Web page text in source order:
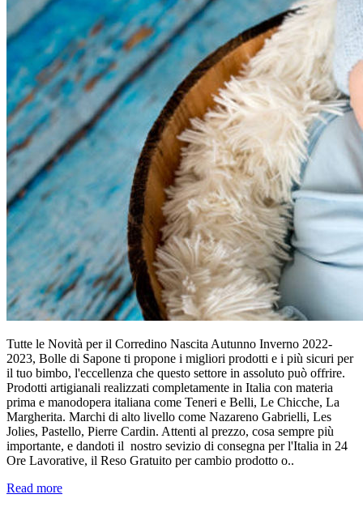
Tutte le Novità per il Corredino Nascita Autunno Inverno 2022-
2023, Bolle di Sapone ti propone i migliori prodotti e i più sicuri per
il tuo bimbo, l'eccellenza che questo settore in assoluto può offrire.
Prodotti artigianali realizzati completamente in Italia con materia
prima e manodopera italiana come Teneri e Belli, Le Chicche, La
Margherita. Marchi di alto livello come Nazareno Gabrielli, Les
Jolies, Pastello, Pierre Cardin. Attenti al prezzo, cosa sempre più
importante, e dandoti il nostro sevizio di consegna per l'Italia in 24
Ore Lavorative, il Reso Gratuito per cambio prodotto o..
Read more